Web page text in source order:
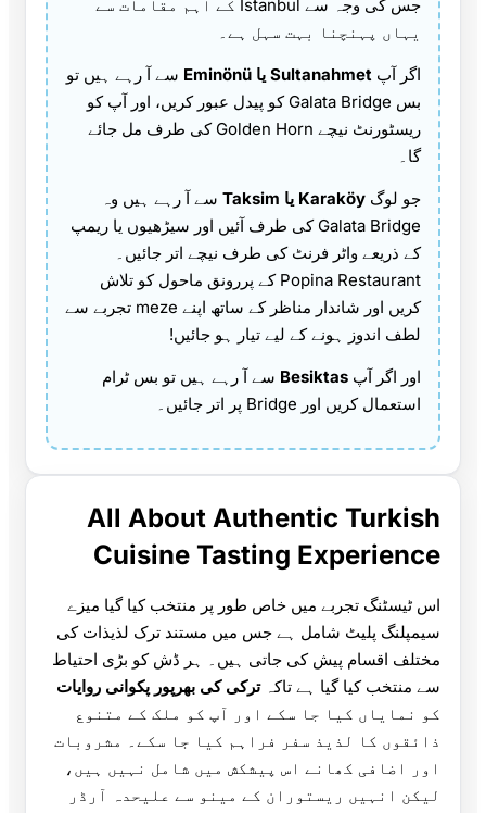
جس کی وجہ سے Istanbul کے اہم مقامات سے
یہاں پہنچنا بہت سہل ہے۔
اگر آپ Sultanahmet یا Eminönü
سے آ رہے ہیں تو
بس Galata Bridge کو پیدل عبور کریں، اور آپ کو
ریسٹورنٹ نیچے Golden Horn کی طرف مل جائے
گا۔
جو لوگ Karaköy یا Taksim
سے آ رہے ہیں وہ
Galata Bridge کی طرف آئیں اور سیڑھیوں یا ریمپ
کے ذریعے واٹر فرنٹ کی طرف نیچے اتر جائیں۔
Popina Restaurant کے پررونق ماحول کو تلاش
کریں اور شاندار مناظر کے ساتھ اپنے meze تجربے سے
لطف اندوز ہونے کے لیے تیار ہو جائیں!
اور اگر آپ Besiktas سے آ رہے ہیں تو بس ٹرام
استعمال کریں اور Bridge پر اتر جائیں۔
All About Authentic Turkish
Cuisine Tasting Experience
اس ٹیسٹنگ تجربے میں خاص طور پر منتخب کیا گیا میزے
سیمپلنگ پلیٹ شامل ہے جس میں مستند ترک لذیذات کی
مختلف اقسام پیش کی جاتی ہیں۔ ہر ڈش کو بڑی احتیاط
سے منتخب کیا گیا ہے تاکہترکی کی بھرپور پکوانی روایات
کو نمایاں کیا جا سکے اور آپ کو ملک کے متنوع
ذائقوں کا لذیذ سفر فراہم کیا جا سکے۔ مشروبات
اور اضافی کھانے اس پیشکش میں شامل نہیں ہیں،
لیکن انہیں ریستوران کے مینو سے علیحدہ آرڈر